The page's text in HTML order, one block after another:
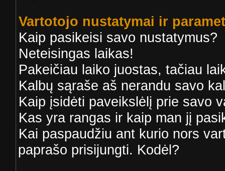
Vartotojo nustatymai ir
Kaip pasikeisi savo nustatymus?
Neteisingas laikas!
Pakeičiau laiko juostas, tačiau
Kalbų sąraše aš nerandu savo
Kaip įsidėti paveikslėlį prie savo
Kas yra rangas ir kaip man jį
Kai paspaudžiu ant kurio nors
paprašo prisijungti. Kodėl?